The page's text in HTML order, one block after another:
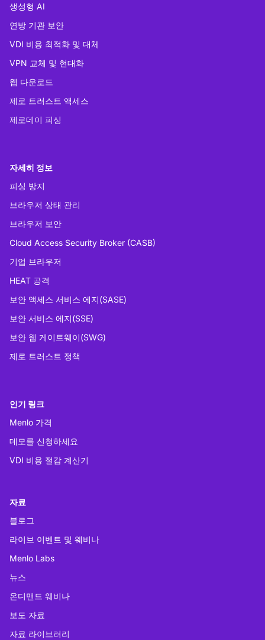
생성형 AI
연방 기관 보안
VDI 비용 최적화 및 대체
VPN 교체 및 현대화
웹 다운로드
제로 트러스트 액세스
제로데이 피싱
자세히 정보
피싱 방지
브라우저 상태 관리
브라우저 보안
Cloud Access Security Broker (CASB)
기업 브라우저
HEAT 공격
보안 액세스 서비스 에지(SASE)
보안 서비스 에지(SSE)
보안 웹 게이트웨이(SWG)
제로 트러스트 정책
인기 링크
Menlo 가격
데모를 신청하세요
VDI 비용 절감 계산기
자료
블로그
라이브 이벤트 및 웨비나
Menlo Labs
뉴스
온디맨드 웨비나
보도 자료
자료 라이브러리